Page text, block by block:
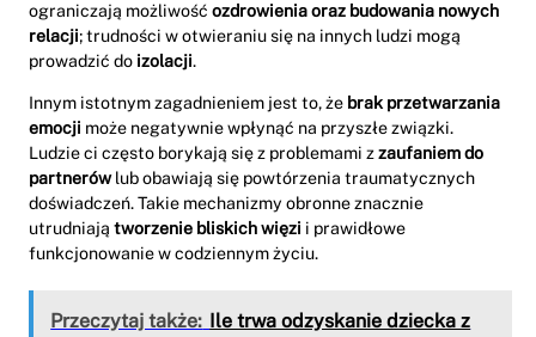
ograniczają możliwość ozdrowienia oraz budowania nowych
relacji; trudności w otwieraniu się na innych ludzi mogą
prowadzić do izolacji.
Innym istotnym zagadnieniem jest to, że brak przetwarzania
emocji może negatywnie wpłynąć na przyszłe związki.
Ludzie ci często borykają się z problemami zzaufaniem do
partnerówlub obawiają się powtórzenia traumatycznych
doświadczeń. Takie mechanizmy obronne znacznie
utrudniają tworzenie bliskich więzi i prawidłowe
funkcjonowanie w codziennym życiu.
Przeczytaj także:
Ile trwa odzyskanie dziecka z